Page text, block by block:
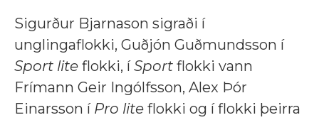
Sigurður Bjarnason sigraði í
unglingaflokki, Guðjón Guðmundsson í
Sport lite flokki, íSport flokki vann
Frímann Geir Ingólfsson, Alex Þór
Einarsson í Pro lite flokki og í flokki þeirra